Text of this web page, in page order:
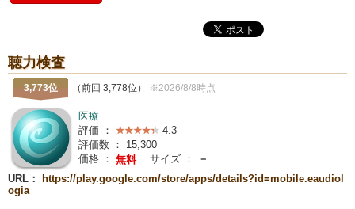
聴力検査
3,773位 （前回 3,778位） ※2026/8/8時点
医療
評価 ：
4.3
評価数 ： 15,300
価格 ： 無料 サイズ ：
－
URL：
https://play.google.com/store/apps/details?id=mobile.eaudiol
ogia